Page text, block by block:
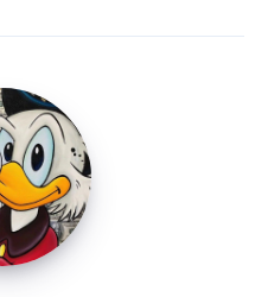
LetsAFF